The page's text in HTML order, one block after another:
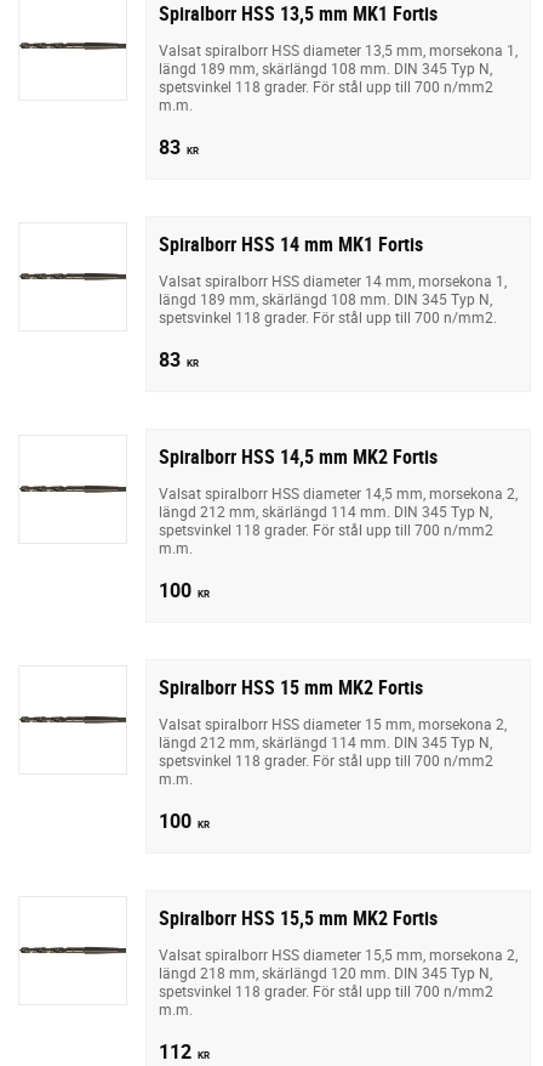
Spiralborr HSS 13,5 mm MK1 Fortis
Valsat spiralborr HSS diameter 13,5 mm, morsekona 1,
längd 189 mm, skärlängd 108 mm. DIN 345 Typ N,
spetsvinkel 118 grader. För stål upp till 700 n/mm2
m.m.
83 KR
Spiralborr HSS 14 mm MK1 Fortis
Valsat spiralborr HSS diameter 14 mm, morsekona 1,
längd 189 mm, skärlängd 108 mm. DIN 345 Typ N,
spetsvinkel 118 grader. För stål upp till 700 n/mm2.
83 KR
Spiralborr HSS 14,5 mm MK2 Fortis
Valsat spiralborr HSS diameter 14,5 mm, morsekona 2,
längd 212 mm, skärlängd 114 mm. DIN 345 Typ N,
spetsvinkel 118 grader. För stål upp till 700 n/mm2
m.m.
100 KR
Spiralborr HSS 15 mm MK2 Fortis
Valsat spiralborr HSS diameter 15 mm, morsekona 2,
längd 212 mm, skärlängd 114 mm. DIN 345 Typ N,
spetsvinkel 118 grader. För stål upp till 700 n/mm2
m.m.
100 KR
Spiralborr HSS 15,5 mm MK2 Fortis
Valsat spiralborr HSS diameter 15,5 mm, morsekona 2,
längd 218 mm, skärlängd 120 mm. DIN 345 Typ N,
spetsvinkel 118 grader. För stål upp till 700 n/mm2
m.m.
112 KR